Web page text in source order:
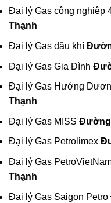
Đại lý Gas công nghiệp
Thạnh
Đại lý Gas dầu khí
Đại lý Gas Gia Đình
Đại lý Gas Hướng
Thạnh
Đại lý Gas MISS Đường
Đại lý Gas Petrolimex
Đại lý Gas
Thạnh
Đại lý Gas Saigon Petro